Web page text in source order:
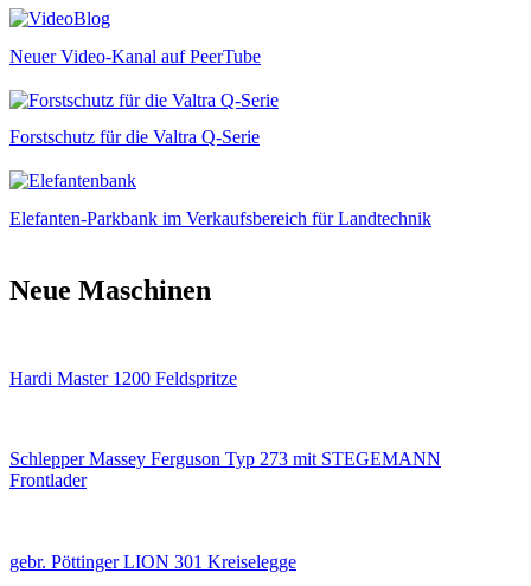
Neuer Video-Kanal auf PeerTube
Forstschutz für die Valtra Q-Serie
Elefanten-Parkbank im Verkaufsbereich für Landtechnik
Neue Maschinen
Hardi Master 1200 Feldspritze
Schlepper Massey Ferguson Typ 273 mit STEGEMANN
Frontlader
gebr. Pöttinger LION 301 Kreiselegge